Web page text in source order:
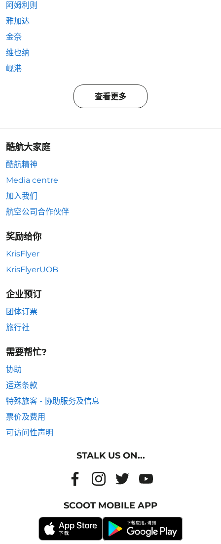
阿姆利则
雅加达
金奈
维也纳
岘港
查看更多
酷航大家庭
酷航精神
Media centre
加入我们
航空公司合作伙伴
奖励给你
KrisFlyer
KrisFlyerUOB
企业预订
团体订票
旅行社
需要帮忙?
协助
运送条款
特殊旅客 - 协助服务及信息
票价及费用
可访问性声明
STALK US ON...
SCOOT MOBILE APP